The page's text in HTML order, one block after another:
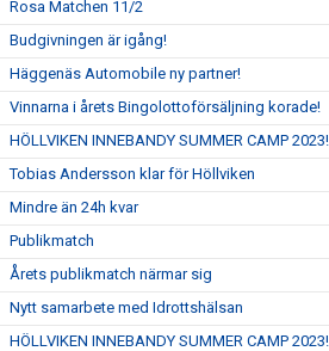
Rosa Matchen 11/2
Budgivningen är igång!
Häggenäs Automobile ny partner!
Vinnarna i årets Bingolottoförsäljning korade!
HÖLLVIKEN INNEBANDY SUMMER CAMP 2023!
Tobias Andersson klar för Höllviken
Mindre än 24h kvar
Publikmatch
Årets publikmatch närmar sig
Nytt samarbete med Idrottshälsan
HÖLLVIKEN INNEBANDY SUMMER CAMP 2023!